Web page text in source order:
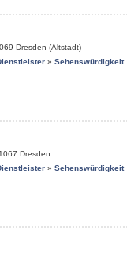
Dresden (Altstadt)
» Sehenswürdigkeit
Dresden
» Sehenswürdigkeit